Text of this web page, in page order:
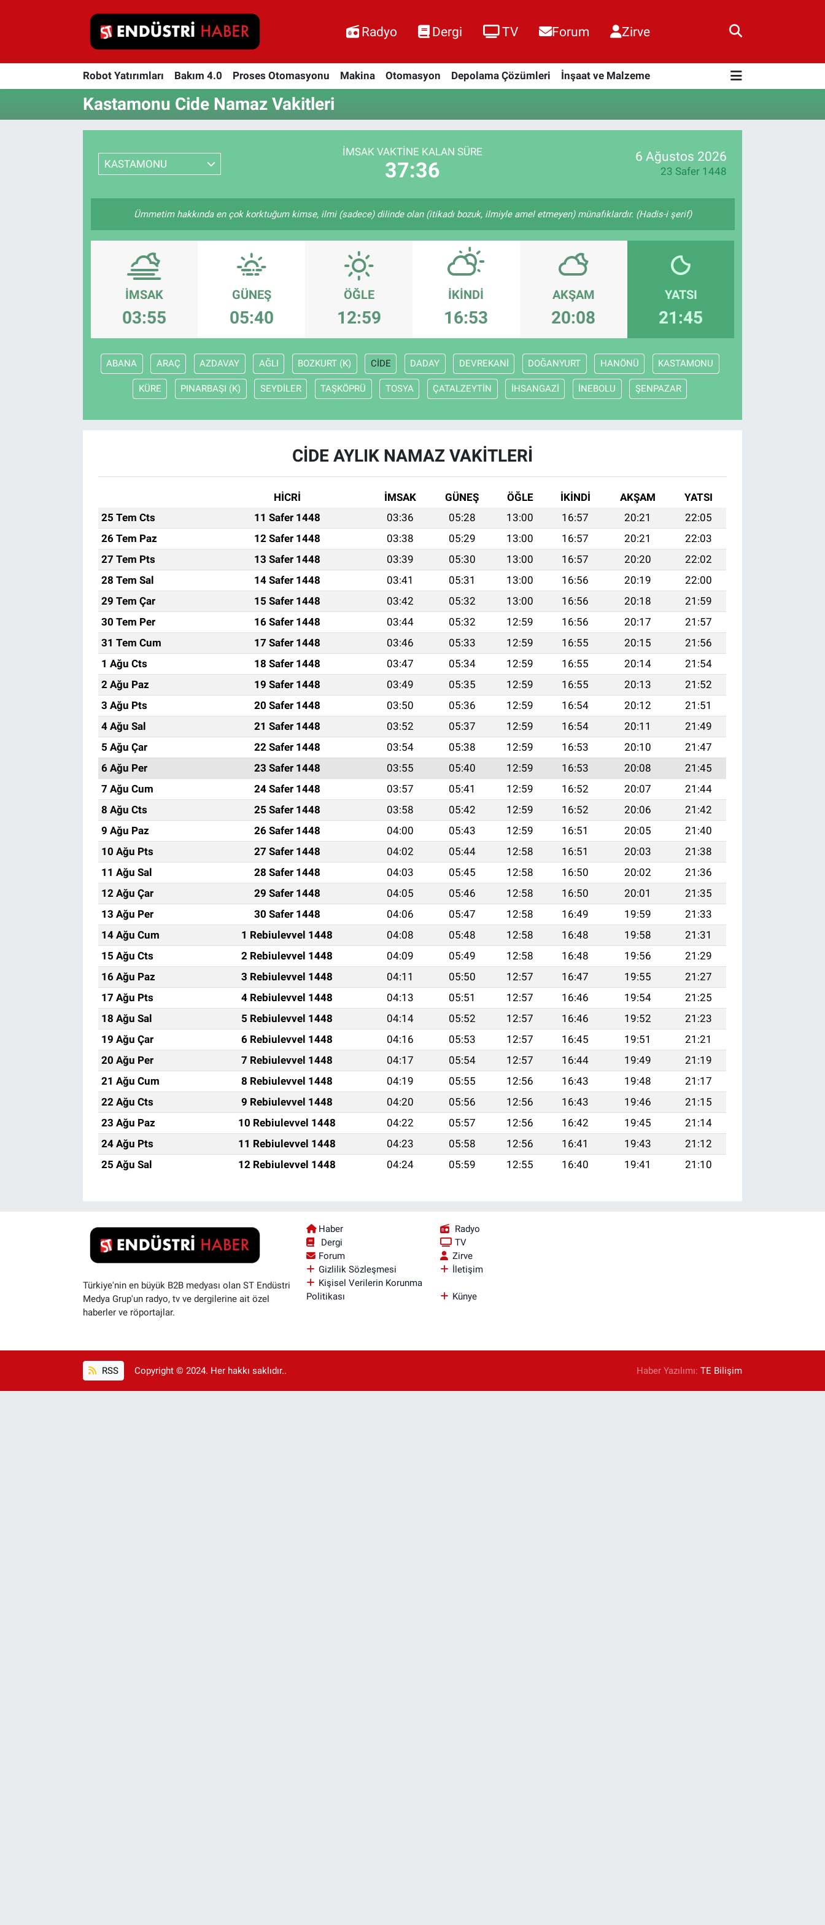
Radyo Dergi TV Forum Zirve
Robot Yatırımları Bakım 4.0 Proses Otomasyonu Makina Otomasyon Depolama Çözümleri İnşaat ve Malzeme
Kastamonu Cide Namaz Vakitleri
KASTAMONU
İMSAK VAKTINE KALAN SÜRE
37:36
6 Ağustos 2026
23 Safer 1448
Ümmetim hakkında en çok korktuğum kimse, ilmi (sadece) dilinde olan (itikadı bozuk, ilmiyle amel etmeyen) münafıklardır. (Hadis-i şerif)
İMSAK
03:55
GÜNEŞ
05:40
ÖĞLE
12:59
İKINDI
16:53
AKŞAM
20:08
YATSI
21:45
ABANA ARAÇ AZDAVAY AĞLI BOZKURT (K) CİDE DADAY DEVREKANİ DOĞANYURT HANÖNÜ KASTAMONU
KÜRE PINARBAŞI (K) SEYDİLER TAŞKÖPRÜ TOSYA ÇATALZEYTİN İHSANGAZİ İNEBOLU ŞENPAZAR
CİDE AYLIK NAMAZ VAKITLERI
HİCRİ İMSAK GÜNEŞ ÖĞLE İKINDI AKŞAM
YATSI
25 Tem Cts
11 Safer 1448 03:36 05:28 13:00 16:57 20:21
22:05
26 Tem Paz
12 Safer 1448 03:38 05:29 13:00 16:57 20:21
22:03
27 Tem Pts
13 Safer 1448 03:39 05:30 13:00 16:57 20:20
22:02
28 Tem Sal
14 Safer 1448 03:41 05:31 13:00 16:56 20:19
22:00
29 Tem Çar
15 Safer 1448 03:42 05:32 13:00 16:56 20:18
21:59
30 Tem Per
16 Safer 1448 03:44 05:32 12:59 16:56 20:17
21:57
31 Tem Cum
17 Safer 1448 03:46 05:33 12:59 16:55 20:15
21:56
1 Ağu Cts
18 Safer 1448 03:47 05:34 12:59 16:55 20:14
21:54
2 Ağu Paz
19 Safer 1448 03:49 05:35 12:59 16:55 20:13
21:52
3 Ağu Pts
20 Safer 1448 03:50 05:36 12:59 16:54 20:12
21:51
4 Ağu Sal
21 Safer 1448 03:52 05:37 12:59 16:54 20:11
21:49
5 Ağu Çar
22 Safer 1448 03:54 05:38 12:59 16:53 20:10
21:47
6 Ağu Per
23 Safer 1448 03:55 05:40 12:59 16:53 20:08
21:45
7 Ağu Cum
24 Safer 1448 03:57 05:41 12:59 16:52 20:07
21:44
8 Ağu Cts
25 Safer 1448 03:58 05:42 12:59 16:52 20:06
21:42
9 Ağu Paz
26 Safer 1448 04:00 05:43 12:59 16:51 20:05
21:40
10 Ağu Pts
27 Safer 1448 04:02 05:44 12:58 16:51 20:03
21:38
11 Ağu Sal
28 Safer 1448 04:03 05:45 12:58 16:50 20:02
21:36
12 Ağu Çar
29 Safer 1448 04:05 05:46 12:58 16:50 20:01
21:35
13 Ağu Per
30 Safer 1448 04:06 05:47 12:58 16:49 19:59
21:33
14 Ağu Cum
1 Rebiulevvel 1448 04:08 05:48 12:58 16:48 19:58
21:31
15 Ağu Cts
2 Rebiulevvel 1448 04:09 05:49 12:58 16:48 19:56
21:29
16 Ağu Paz
3 Rebiulevvel 1448 04:11 05:50 12:57 16:47 19:55
21:27
17 Ağu Pts
4 Rebiulevvel 1448 04:13 05:51 12:57 16:46 19:54
21:25
18 Ağu Sal
5 Rebiulevvel 1448 04:14 05:52 12:57 16:46 19:52
21:23
19 Ağu Çar
6 Rebiulevvel 1448 04:16 05:53 12:57 16:45 19:51
21:21
20 Ağu Per
7 Rebiulevvel 1448 04:17 05:54 12:57 16:44 19:49
21:19
21 Ağu Cum
8 Rebiulevvel 1448 04:19 05:55 12:56 16:43 19:48
21:17
22 Ağu Cts
9 Rebiulevvel 1448 04:20 05:56 12:56 16:43 19:46
21:15
23 Ağu Paz
10 Rebiulevvel 1448 04:22 05:57 12:56 16:42 19:45
21:14
24 Ağu Pts
11 Rebiulevvel 1448 04:23 05:58 12:56 16:41 19:43
21:12
25 Ağu Sal
12 Rebiulevvel 1448 04:24 05:59 12:55 16:40 19:41 21:10
Türkiye'nin en büyük B2B medyası olan ST Endüstri
Medya Grup'un radyo, tv ve dergilerine ait özel
haberler ve röportajlar.
Haber
Radyo
Dergi
TV
Forum
Zirve
Gizlilik Sözleşmesi
İletişim
Kişisel Verilerin Korunma
Politikası
Künye
RSS Copyright © 2024. Her hakkı saklıdır.. Haber Yazılımı:TE Bilişim
Robot Yatırımları
Proses Otomasyonu
Endüstri 4.0 Uygulamaları
Ağır Sanayi Çözümleri